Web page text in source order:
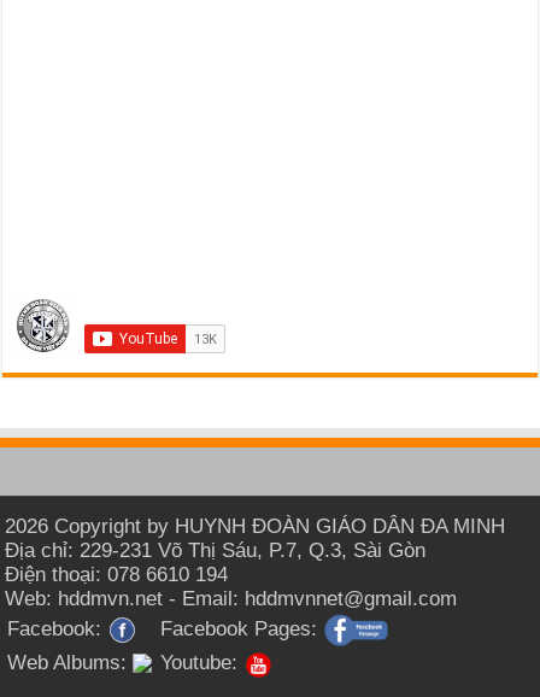
2026 Copyright by HUYNH ĐOÀN GIÁO DÂN ĐA MINH
Địa chỉ: 229-231 Võ Thị Sáu, P.7, Q.3, Sài Gòn
Điện thoại: 078 6610 194
Web: hddmvn.net - Email: hddmvnnet@gmail.com
Facebook:
Facebook Pages:
Web Albums:
Youtube: